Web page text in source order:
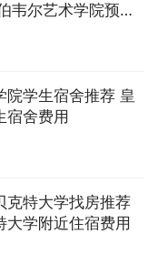
韦尔艺术学院预科
院学生宿舍推荐 皇
宿舍费用
克特大学找房推荐
大学附近住宿费用